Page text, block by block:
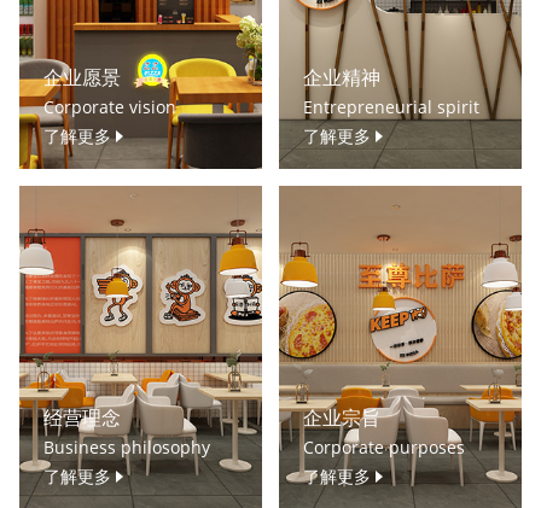
企业愿景
Corporate vision
了解更多
企业精神
Entrepreneurial spirit
了解更多
经营理念
Business philosophy
了解更多
企业宗旨
Corporate purposes
了解更多